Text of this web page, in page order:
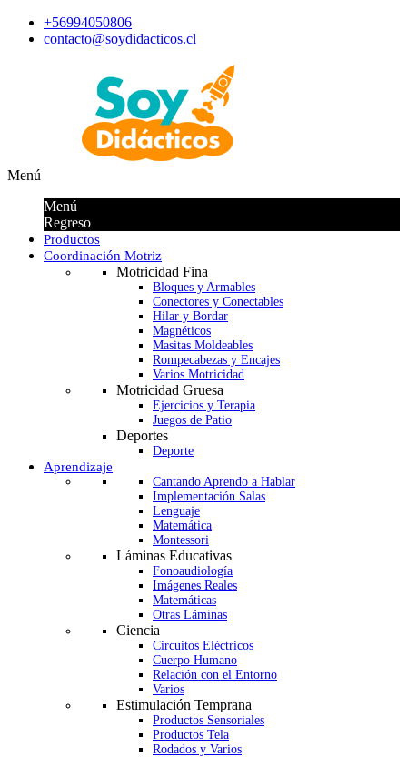
+56994050806
contacto@soydidacticos.cl
Menú
Menú
Regreso
Productos
Coordinación Motriz
Motricidad Fina
Bloques y Armables
Conectores y Conectables
Hilar y Bordar
Magnéticos
Masitas Moldeables
Rompecabezas y Encajes
Varios Motricidad
Motricidad Gruesa
Ejercicios y Terapia
Juegos de Patio
Deportes
Deporte
Aprendizaje
Cantando Aprendo a Hablar
Implementación Salas
Lenguaje
Matemática
Montessori
Láminas Educativas
Fonoaudiología
Imágenes Reales
Matemáticas
Otras Láminas
Ciencia
Circuitos Eléctricos
Cuerpo Humano
Relación con el Entorno
Varios
Estimulación Temprana
Productos Sensoriales
Productos Tela
Rodados y Varios